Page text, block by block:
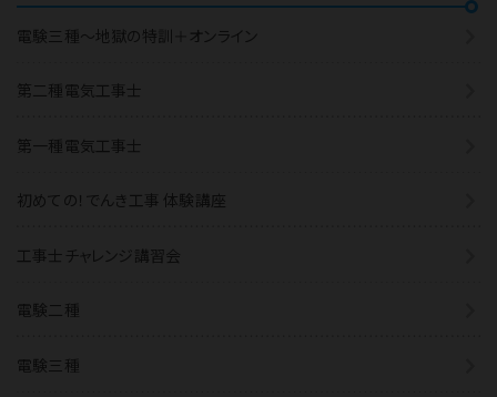
電験三種～地獄の特訓＋オンライン
第二種電気工事士
第一種電気工事士
初めての！でんき工事 体験講座
工事士チャレンジ講習会
電験二種
電験三種